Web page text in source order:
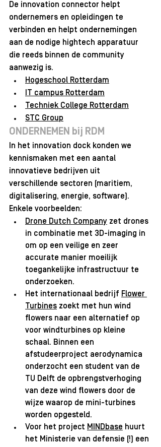
De innovation connector helpt
ondernemers en opleidingen te
verbinden en helpt ondernemingen
aan de nodige hightech apparatuur
die reeds binnen de community
aanwezig is.
Hogeschool Rotterdam
IT campus Rotterdam
Techniek College Rotterdam
STC Group
ONDERNEMEN bij RDM
In het innovation dock konden we
kennismaken met een aantal
innovatieve bedrijven uit
verschillende sectoren (maritiem,
digitalisering, energie, software).
Enkele voorbeelden:
Drone Dutch Company zet drones
in combinatie met 3D-imaging in
om op een veilige en zeer
accurate manier moeilijk
toegankelijke infrastructuur te
onderzoeken.
Het internationaal bedrijf Flower
Turbines zoekt met hun wind
flowers naar een alternatief op
voor windturbines op kleine
schaal. Binnen een
afstudeerproject aerodynamica
onderzocht een student van de
TU Delft de opbrengstverhoging
van deze wind flowers door de
wijze waarop de mini-turbines
worden opgesteld.
Voor het project MINDbase huurt
het Ministerie van defensie (!) een